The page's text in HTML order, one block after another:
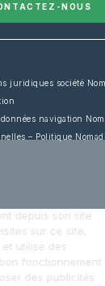
NOUS
juridiques société
navigation
– Politique